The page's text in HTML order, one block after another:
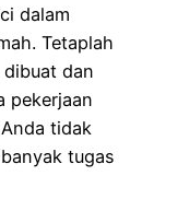
dalam
Tetaplah
dan
pekerjaan
tidak
tugas